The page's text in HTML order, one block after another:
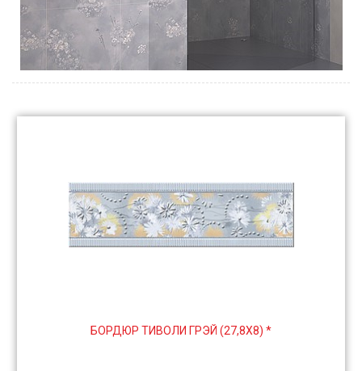
БОРДЮР ТИВОЛИ ГРЭЙ (27,8Х8) *